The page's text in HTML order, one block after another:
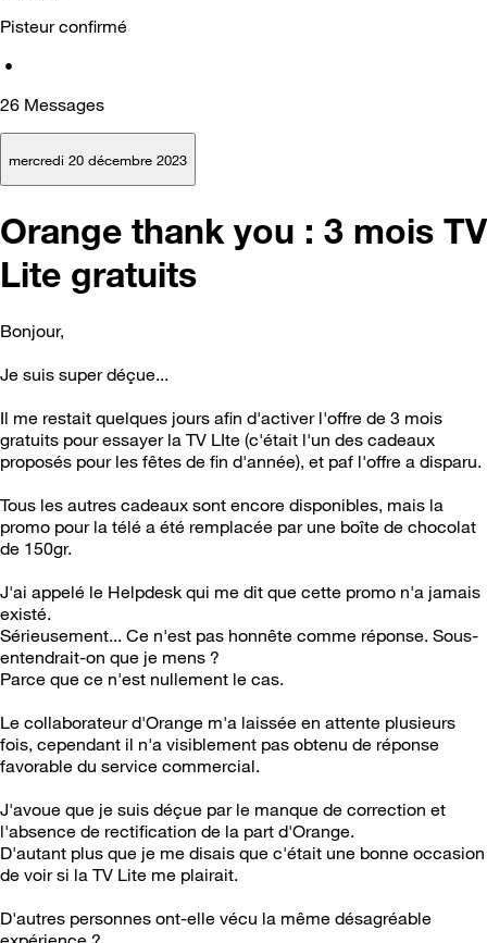
Pisteur confirmé
•
26 Messages
mercredi 20 décembre 2023
Orange thank you : 3 mois TV
Lite gratuits
Bonjour,
Je suis super déçue...
Il me restait quelques jours afin d'activer l'offre de 3 mois
gratuits pour essayer la TV LIte (c'était l'un des cadeaux
proposés pour les fêtes de fin d'année), et paf l'offre a disparu.
Tous les autres cadeaux sont encore disponibles, mais la
promo pour la télé a été remplacée par une boîte de chocolat
de 150gr.
J'ai appelé le Helpdesk qui me dit que cette promo n'a jamais
existé.
Sérieusement... Ce n'est pas honnête comme réponse. Sous-
entendrait-on que je mens ?
Parce que ce n'est nullement le cas.
Le collaborateur d'Orange m'a laissée en attente plusieurs
fois, cependant il n'a visiblement pas obtenu de réponse
favorable du service commercial.
J'avoue que je suis déçue par le manque de correction et
l'absence de rectification de la part d'Orange.
D'autant plus que je me disais que c'était une bonne occasion
de voir si la TV Lite me plairait.
D'autres personnes ont-elle vécu la même désagréable